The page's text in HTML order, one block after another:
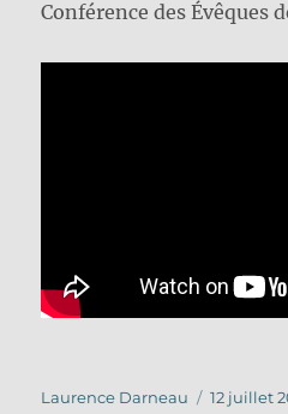
Conférence des Évêques
Auteur
Laurence Darneau
Publié
12 juillet